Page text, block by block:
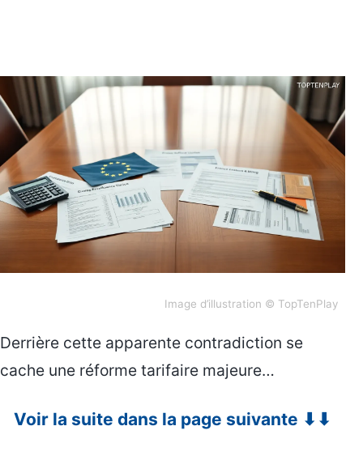
Image d’illustration © TopTenPlay
Derrière cette apparente contradiction se
cache une réforme tarifaire majeure…
Voir la suite dans la page suivante ⬇⬇